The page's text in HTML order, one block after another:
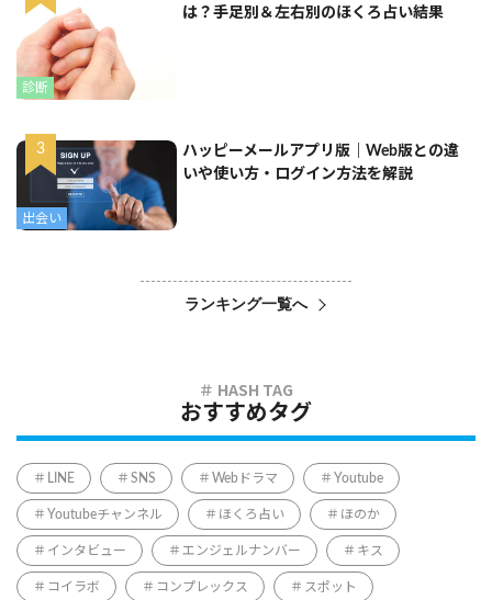
診断
は？手足別＆左右別のほくろ占い結果
出会い
ハッピーメールアプリ版｜Web版との違
いや使い方・ログイン方法を解説
ランキング一覧へ
おすすめタグ
LINE SNS Webドラマ Youtube
Youtubeチャンネル ほくろ占い ほのか
インタビュー エンジェルナンバー キス
コイラボ コンプレックス スポット